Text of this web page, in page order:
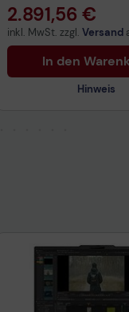
2.891,56 €
inkl. MwSt. zzgl. Versand
In den
Hinweis